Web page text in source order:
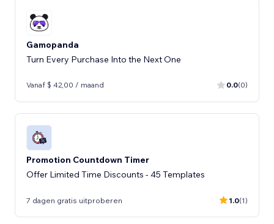
Gamopanda
Turn Every Purchase Into the Next One
Vanaf $ 42,00 / maand 0.0(0)
Promotion Countdown Timer
Offer Limited Time Discounts - 45 Templates
7 dagen gratis uitproberen 1.0(1)